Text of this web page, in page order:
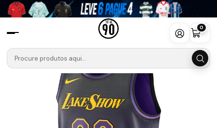
0
Início Camisolas Camisola Nike Night City LA Lakers